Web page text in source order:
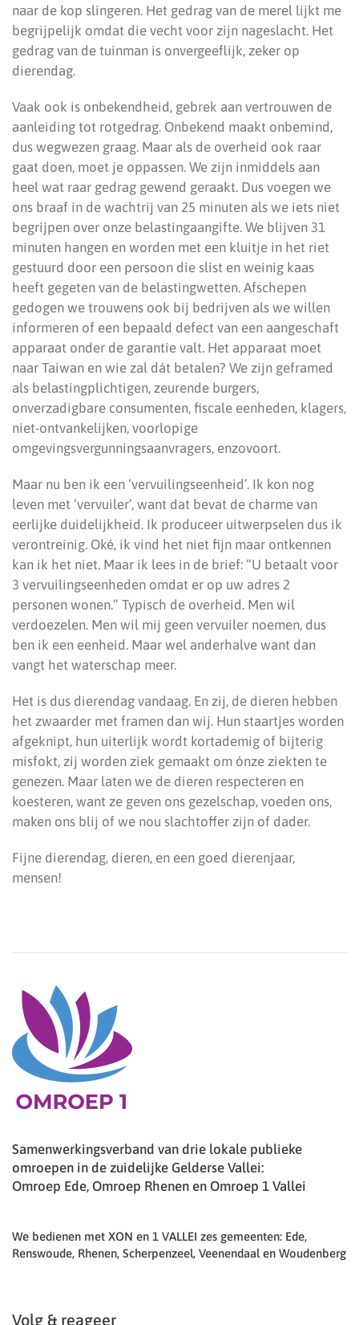
naar de kop slingeren. Het gedrag van de merel lijkt me
begrijpelijk omdat die vecht voor zijn nageslacht. Het
gedrag van de tuinman is onvergeeflijk, zeker op
dierendag.
Vaak ook is onbekendheid, gebrek aan vertrouwen de
aanleiding tot rotgedrag. Onbekend maakt onbemind,
dus wegwezen graag. Maar als de overheid ook raar
gaat doen, moet je oppassen. We zijn inmiddels aan
heel wat raar gedrag gewend geraakt. Dus voegen we
ons braaf in de wachtrij van 25 minuten als we iets niet
begrijpen over onze belastingaangifte. We blijven 31
minuten hangen en worden met een kluitje in het riet
gestuurd door een persoon die slist en weinig kaas
heeft gegeten van de belastingwetten. Afschepen
gedogen we trouwens ook bij bedrijven als we willen
informeren of een bepaald defect van een aangeschaft
apparaat onder de garantie valt. Het apparaat moet
naar Taiwan en wie zal dát betalen? We zijn geframed
als belastingplichtigen, zeurende burgers,
onverzadigbare consumenten, fiscale eenheden, klagers,
niet-ontvankelijken, voorlopige
omgevingsvergunningsaanvragers, enzovoort.
Maar nu ben ik een ‘vervuilingseenheid’. Ik kon nog
leven met ‘vervuiler’, want dat bevat de charme van
eerlijke duidelijkheid. Ik produceer uitwerpselen dus ik
verontreinig. Oké, ik vind het niet fijn maar ontkennen
kan ik het niet. Maar ik lees in de brief: “U betaalt voor
3 vervuilingseenheden omdat er op uw adres 2
personen wonen.” Typisch de overheid. Men wil
verdoezelen. Men wil mij geen vervuiler noemen, dus
ben ik een eenheid. Maar wel anderhalve want dan
vangt het waterschap meer.
Het is dus dierendag vandaag. En zij, de dieren hebben
het zwaarder met framen dan wij. Hun staartjes worden
afgeknipt, hun uiterlijk wordt kortademig of bijterig
misfokt, zij worden ziek gemaakt om ónze ziekten te
genezen. Maar laten we de dieren respecteren en
koesteren, want ze geven ons gezelschap, voeden ons,
maken ons blij of we nou slachtoffer zijn of dader.
Fijne dierendag, dieren, en een goed dierenjaar,
mensen!
Samenwerkingsverband van drie lokale publieke
omroepen in de zuidelijke Gelderse Vallei:
Omroep Ede, Omroep Rhenen en Omroep 1 Vallei
We bedienen met XON en 1 VALLEI zes gemeenten: Ede,
Renswoude, Rhenen, Scherpenzeel, Veenendaal en Woudenberg
Volg & reageer